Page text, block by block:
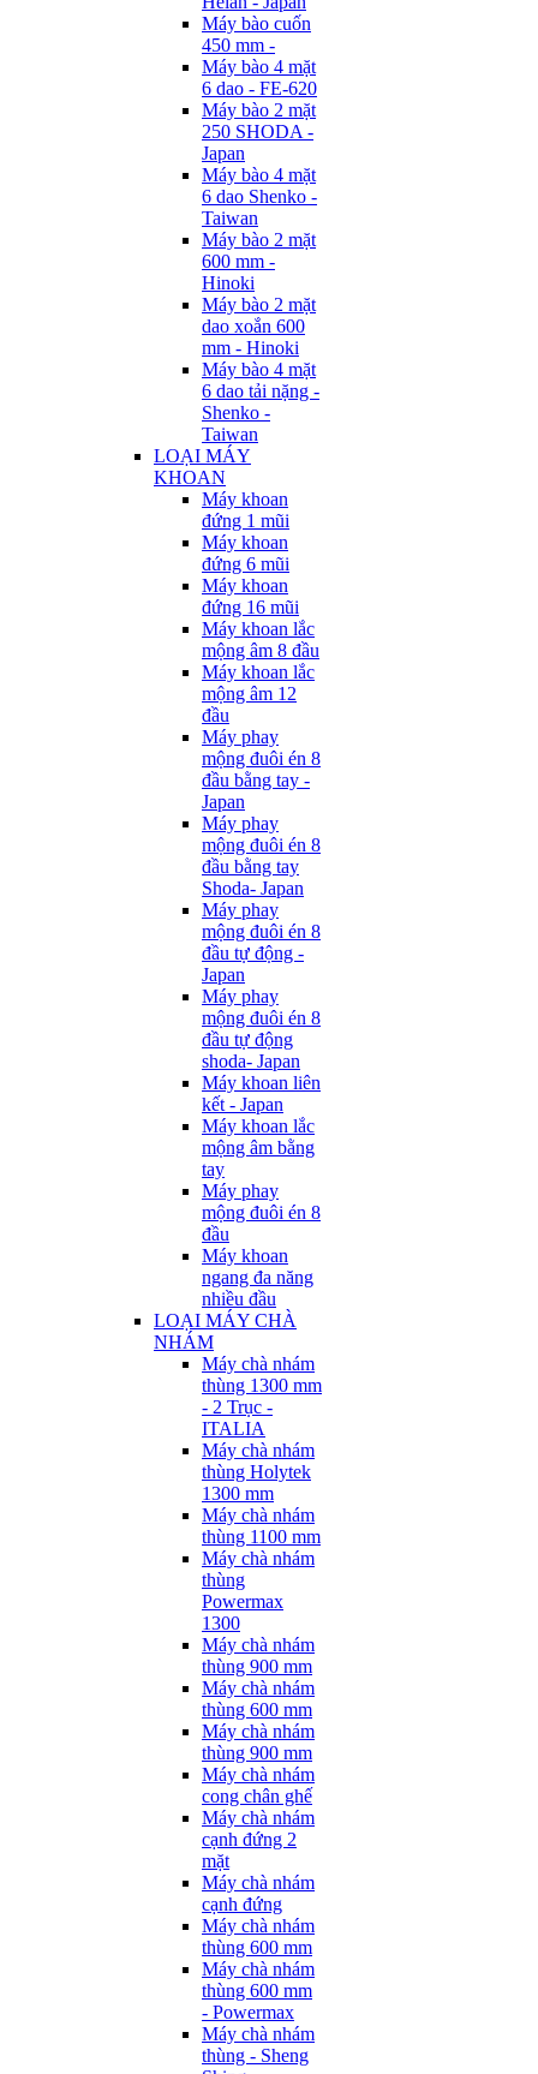
Máy bào cuốn
450 mm -
Máy bào 4 mặt
6 dao - FE-620
Máy bào 2 mặt
250 SHODA -
Japan
Máy bào 4 mặt
6 dao Shenko -
Taiwan
Máy bào 2 mặt
600 mm -
Hinoki
Máy bào 2 mặt
dao xoắn 600
mm - Hinoki
Máy bào 4 mặt
6 dao tải nặng -
Shenko -
Taiwan
LOẠI MÁY
KHOAN
Máy khoan
đứng 1 mũi
Máy khoan
đứng 6 mũi
Máy khoan
đứng 16 mũi
Máy khoan lắc
mộng âm 8 đầu
Máy khoan lắc
mộng âm 12
đầu
Máy phay
mộng đuôi én 8
đầu bằng tay -
Japan
Máy phay
mộng đuôi én 8
đầu bằng tay
Shoda- Japan
Máy phay
mộng đuôi én 8
đầu tự động -
Japan
Máy phay
mộng đuôi én 8
đầu tự động
shoda- Japan
Máy khoan liên
kết - Japan
Máy khoan lắc
mộng âm bằng
tay
Máy phay
mộng đuôi én 8
đầu
Máy khoan
ngang đa năng
nhiều đầu
LOẠI MÁY CHÀ
NHÁM
Máy chà nhám
thùng 1300 mm
- 2 Trục -
ITALIA
Máy chà nhám
thùng Holytek
1300 mm
Máy chà nhám
thùng 1100 mm
Máy chà nhám
thùng
Powermax
1300
Máy chà nhám
thùng 900 mm
Máy chà nhám
thùng 600 mm
Máy chà nhám
thùng 900 mm
Máy chà nhám
cong chân ghế
Máy chà nhám
cạnh đứng 2
mặt
Máy chà nhám
cạnh đứng
Máy chà nhám
thùng 600 mm
Máy chà nhám
thùng 600 mm
- Powermax
Máy chà nhám
thùng - Sheng